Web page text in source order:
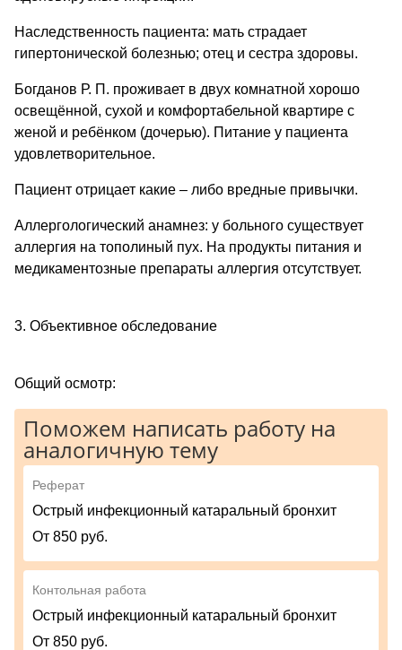
Наследственность пациента: мать страдает
гипертонической болезнью; отец и сестра здоровы.
Богданов Р. П. проживает в двух комнатной хорошо
освещённой, сухой и комфортабельной квартире с
женой и ребёнком (дочерью). Питание у пациента
удовлетворительное.
Пациент отрицает какие – либо вредные привычки.
Аллергологический анамнез: у больного существует
аллергия на тополиный пух. На продукты питания и
медикаментозные препараты аллергия отсутствует.
3. Объективное обследование
Общий осмотр:
Поможем написать работу на
аналогичную тему
Реферат
Острый инфекционный катаральный бронхит
От 850 руб.
Контольная работа
Острый инфекционный катаральный бронхит
От 850 руб.